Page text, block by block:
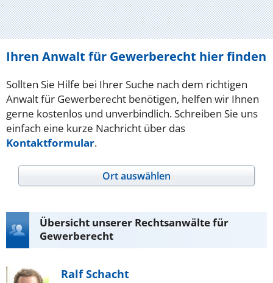
Ihren Anwalt für Gewerberecht hier finden
Sollten Sie Hilfe bei Ihrer Suche nach dem richtigen
Anwalt für Gewerberecht benötigen, helfen wir Ihnen
gerne kostenlos und unverbindlich. Schreiben Sie uns
einfach eine kurze Nachricht über das
Kontaktformular.
Ort auswählen
Übersicht unserer Rechtsanwälte für
Gewerberecht
Ralf Schacht